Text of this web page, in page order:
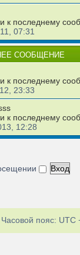
07:31
СООБЩЕНИЕ
23:33
12:28
Часовой пояс: